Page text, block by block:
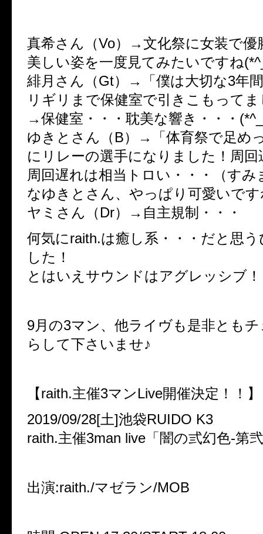
真希さん（Vo）→文化祭に女装で優
美しい姿を一度見てみたいですね
緋月さん（Gt）→「僕は大切な3年
リギリまで保健室で引きこもって
→保健室・・・耽美な響き・・・
ゆきとさん（B）→「体育祭で足め
にリレーの選手になりました！周回
周回遅れは相当トロい・・・（すみ
なゆきとさん、やっぱり可愛いです
ヤミさん（Dr）→自主規制・・・
何気にraith.は癒し系・・・だと思
した！
とはいえサウンドはアグレッシブ！
9月の3マン、他ライヴも是非とも
らして下さいませ♪
【raith.主催3マンLive開催決定！！】
2019/09/28[土]池袋RUIDO K3
raith.主催3man live「闇の弎幻色-第
出演:raith./マゼラン/MOB